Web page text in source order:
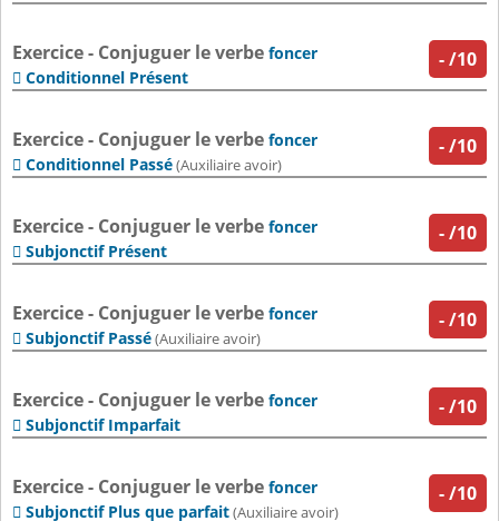
-/10
Exercice - Conjuguer le verbe foncer
 Conditionnel Présent
-/10
Exercice - Conjuguer le verbe foncer
 Conditionnel Passé(Auxiliaire avoir)
-/10
Exercice - Conjuguer le verbe foncer
 Subjonctif Présent
-/10
Exercice - Conjuguer le verbe foncer
 Subjonctif Passé(Auxiliaire avoir)
-/10
Exercice - Conjuguer le verbe foncer
 Subjonctif Imparfait
-/10
Exercice - Conjuguer le verbe foncer
 Subjonctif Plus que parfait(Auxiliaire avoir)